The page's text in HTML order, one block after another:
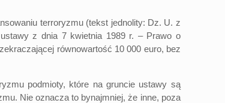
terroryzmu (tekst jednolity: Dz. U. z
z dnia 7 kwietnia 1989 r. – Prawo o
równowartość 10 000 euro, bez
podmioty, które na gruncie ustawy są
Nie oznacza to bynajmniej, że inne, poza